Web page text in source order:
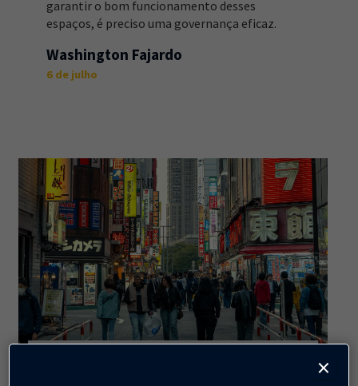
garantir o bom funcionamento desses
espaços, é preciso uma governança eficaz.
Washington Fajardo
6 de julho
×